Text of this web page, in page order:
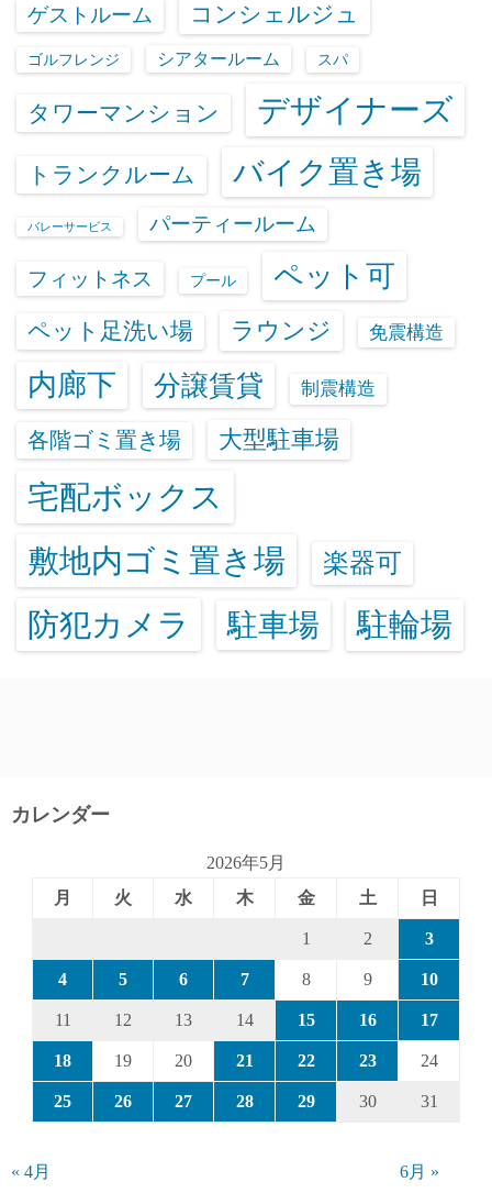
ゲストルーム コンシェルジュ
ゴルフレンジ シアタールーム スパ
タワーマンション デザイナーズ
トランクルーム バイク置き場
バレーサービス パーティールーム
フィットネス プール ペット可
ペット足洗い場 ラウンジ 免震構造
内廊下 分譲賃貸 制震構造
各階ゴミ置き場 大型駐車場
宅配ボックス
敷地内ゴミ置き場
楽器可
防犯カメラ 駐車場 駐輪場
カレンダー
2026年5月
月
火 水 木 金 土 日
1 2 3
4 5 6 7 8 9 10
11 12 13 14 15 16 17
18 19 20 21 22 23 24
25 26 27 28 29 30 31
« 4月 6月 »